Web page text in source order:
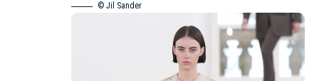
© Jil Sander